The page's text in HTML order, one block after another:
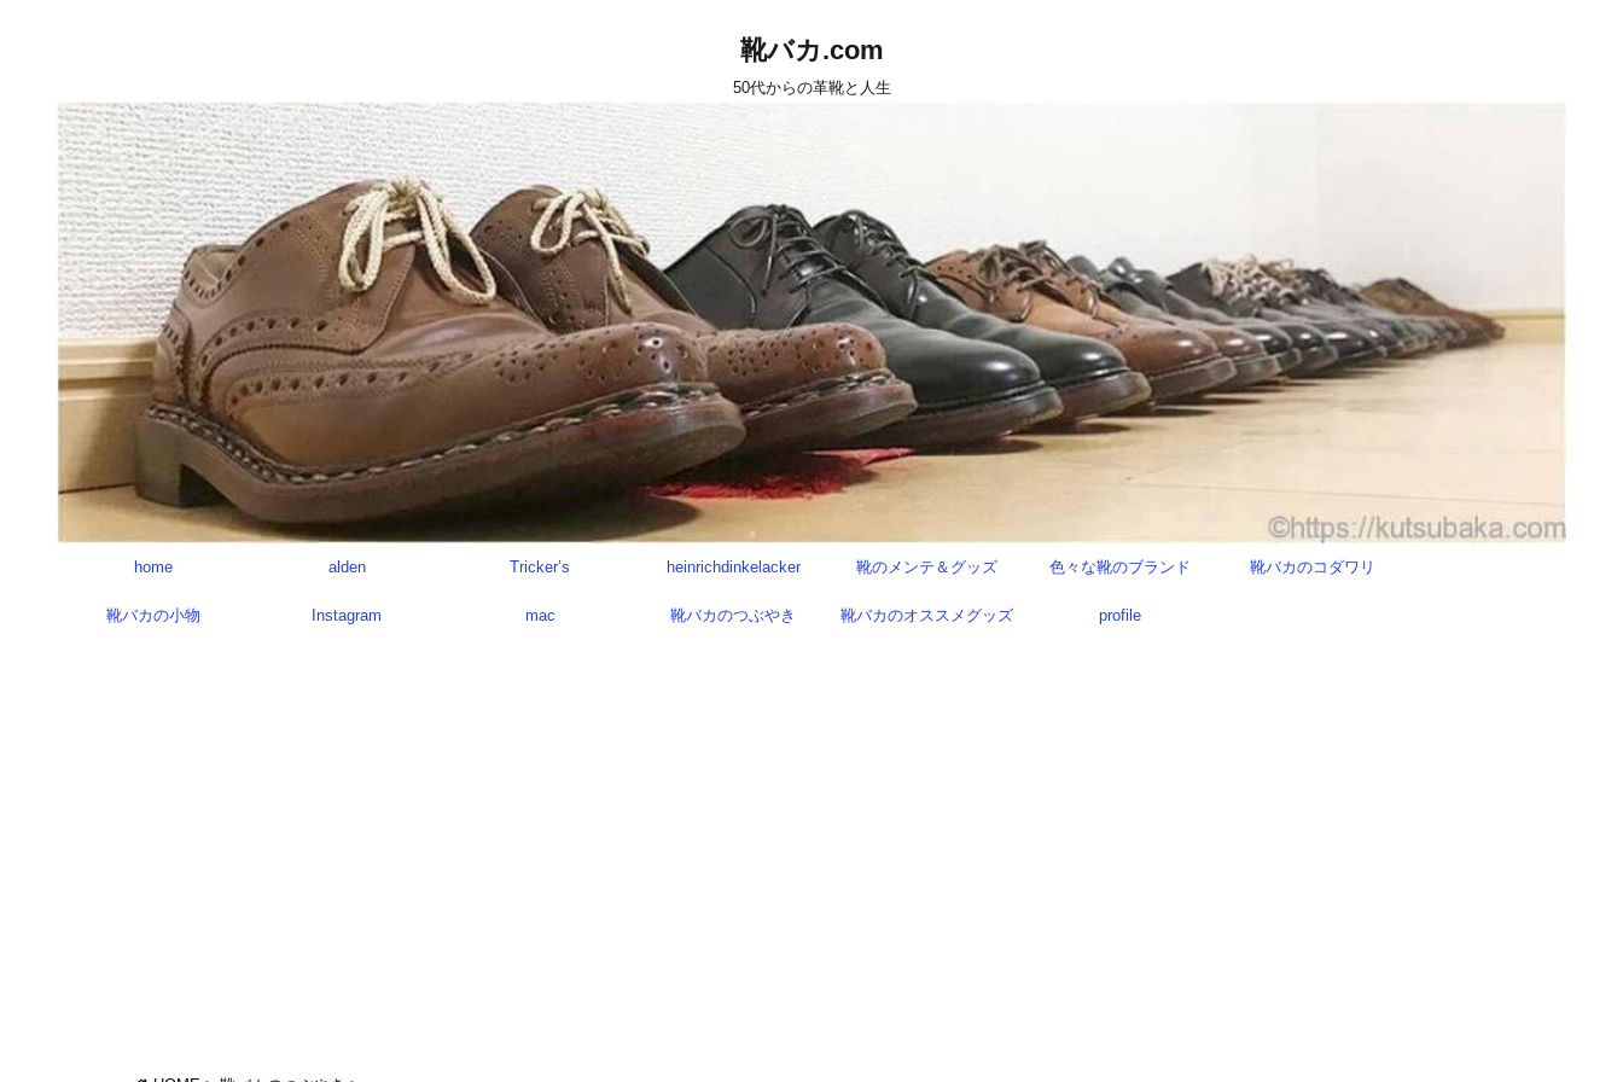
靴バカ.com
50代からの革靴と人生
home alden Tricker’s heinrichdinkelacker 靴のメンテ＆グッズ 色々な靴のブランド 靴バカのコダワリ
靴バカの小物 Instagram mac 靴バカのつぶやき 靴バカのオススメグッズ profile